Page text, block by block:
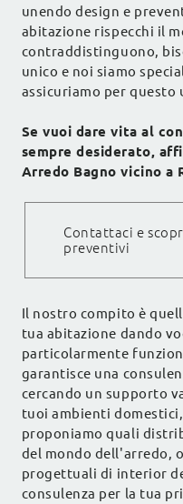
unendo design e
abitazione rispecchi il
contraddistinguono,
unico e noi siamo
assicuriamo per questo
Se vuoi dare vita al
sempre desiderato,
Arredo Bagno vicino a
Contattaci e
preventivi
Il nostro compito è
tua abitazione dando
particolarmente
garantisce una
cercando un supporto
tuoi ambienti
proponiamo quali
del mondo dell'arredo,
progettuali di interior
consulenza per la tua